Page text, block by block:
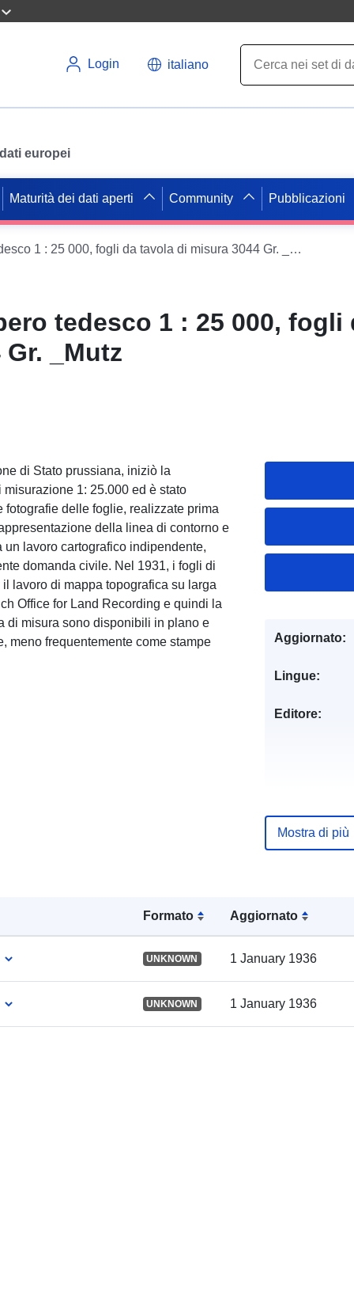
Login italiano
europei
Maturità dei dati aperti Community Pubblicazioni
Mappe dell'Impero tedesco 1 : 25 000, fogli da tavola di misura 3044 Gr. _Mutz
tedesco 1 : 25 000, fogli
_Mutz
di Stato prussiana, iniziò la
1: 25.000 ed è stato
delle foglie, realizzate prima
della linea di contorno e
lavoro cartografico indipendente,
domanda civile. Nel 1931, i fogli di
lavoro di mappa topografica su larga
Office for Land Recording e quindi la
di misura sono disponibili in plano e
meno frequentemente come stampe
Formato Aggiornato
UNKNOWN 1 January 1936
UNKNOWN 1 January 1936
Aggiornato:
Lingue:
Editore:
Registro del
Spaziale:
Mostra di più